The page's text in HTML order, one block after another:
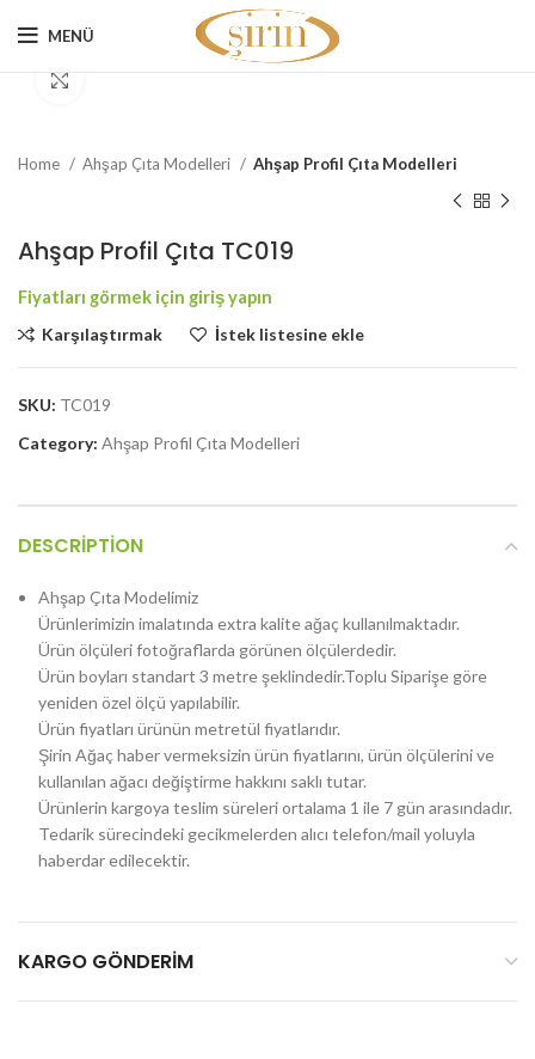
MENÜ
Home Ahşap Çıta Modelleri Ahşap Profil Çıta Modelleri
Ahşap Profil Çıta TC019
Karşılaştırmak İstek listesine ekle
SKU: TC019
Category: Ahşap Profil Çıta Modelleri
DESCRIPTION
Ahşap Çıta Modelimiz
Ürünlerimizin imalatında extra kalite ağaç kullanılmaktadır.
Ürün ölçüleri fotoğraflarda görünen ölçülerdedir.
Ürün boyları standart 3 metre şeklindedir.Toplu Siparişe göre
yeniden özel ölçü yapılabilir.
Ürün fiyatları ürünün metretül fiyatlarıdır.
Şirin Ağaç haber vermeksizin ürün fiyatlarını, ürün ölçülerini ve
kullanılan ağacı değiştirme hakkını saklı tutar.
Ürünlerin kargoya teslim süreleri ortalama 1 ile 7 gün arasındadır.
Tedarik sürecindeki gecikmelerden alıcı telefon/mail yoluyla
haberdar edilecektir.
KARGO GÖNDERIM